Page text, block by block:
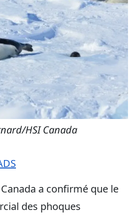
HSI Canada
a confirmé que le
des phoques